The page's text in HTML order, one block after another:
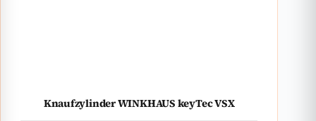
Knaufzylinder WINKHAUS keyTec VSX